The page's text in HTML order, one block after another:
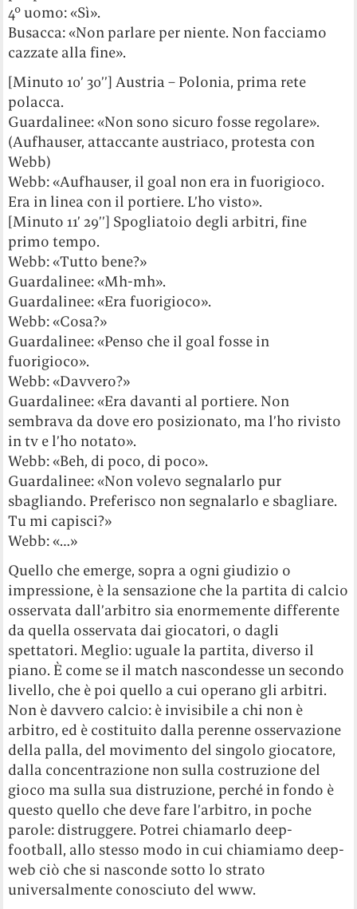
4° uomo: «Sì».
Busacca: «Non parlare per niente. Non facciamo
cazzate alla fine».
[Minuto 10’ 30’’] Austria – Polonia, prima rete
polacca.
Guardalinee: «Non sono sicuro fosse regolare».
(Aufhauser, attaccante austriaco, protesta con
Webb)
Webb: «Aufhauser, il goal non era in fuorigioco.
Era in linea con il portiere. L’ho visto».
[Minuto 11’ 29’’] Spogliatoio degli arbitri, fine
primo tempo.
Webb: «Tutto bene?»
Guardalinee: «Mh-mh».
Guardalinee: «Era fuorigioco».
Webb: «Cosa?»
Guardalinee: «Penso che il goal fosse in
fuorigioco».
Webb: «Davvero?»
Guardalinee: «Era davanti al portiere. Non
sembrava da dove ero posizionato, ma l’ho rivisto
in tv e l’ho notato».
Webb: «Beh, di poco, di poco».
Guardalinee: «Non volevo segnalarlo pur
sbagliando. Preferisco non segnalarlo e sbagliare.
Tu mi capisci?»
Webb: «…»
Quello che emerge, sopra a ogni giudizio o
impressione, è la sensazione che la partita di calcio
osservata dall’arbitro sia enormemente differente
da quella osservata dai giocatori, o dagli
spettatori. Meglio: uguale la partita, diverso il
piano. È come se il match nascondesse un secondo
livello, che è poi quello a cui operano gli arbitri.
Non è davvero calcio: è invisibile a chi non è
arbitro, ed è costituito dalla perenne osservazione
della palla, del movimento del singolo giocatore,
dalla concentrazione non sulla costruzione del
gioco ma sulla sua distruzione, perché in fondo è
questo quello che deve fare l’arbitro, in poche
parole: distruggere. Potrei chiamarlo deep-
football, allo stesso modo in cui chiamiamo deep-
web ciò che si nasconde sotto lo strato
universalmente conosciuto del www.